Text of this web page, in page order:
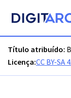
Título atribuído:
Licença:CC BY-SA